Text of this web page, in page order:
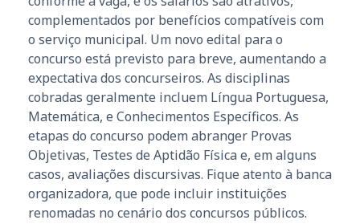
complementados por benefícios compatíveis com
o serviço municipal. Um novo edital para o
concurso está previsto para breve, aumentando a
expectativa dos concurseiros. As disciplinas
cobradas geralmente incluem Língua Portuguesa,
Matemática, e Conhecimentos Específicos. As
etapas do concurso podem abranger Provas
Objetivas, Testes de Aptidão Física e, em alguns
casos, avaliações discursivas. Fique atento à banca
organizadora, que pode incluir instituições
renomadas no cenário dos concursos públicos.